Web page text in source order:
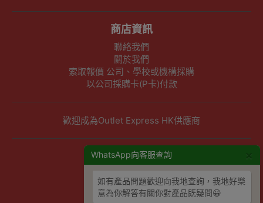
WhatsApp向客服查詢
如有產品問題歡迎向我地查詢，我地好樂
意為你解答有關你對產品既疑問😀
商店資訊
聯絡我們
關於我們
索取報價 公司、學校或機構採購
以公司採購卡(P卡)付款
歡迎成為Outlet Express HK供應商
其他資訊
隱私權及條款聲明
保養條款及更換政策